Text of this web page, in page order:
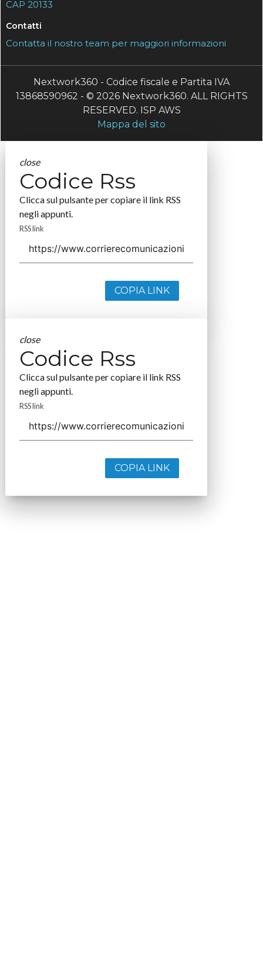
CAP 20133
Contatti
Contatta il nostro team per maggiori informazioni
Nextwork360 - Codice fiscale e Partita IVA
13868590962 - © 2026 Nextwork360. ALL RIGHTS
RESERVED. ISP AWS
Mappa del sito
close
Codice Rss
Clicca sul pulsante per copiare il link RSS
negli appunti.
RSS link
COPIA LINK
close
Codice Rss
Clicca sul pulsante per copiare il link RSS
negli appunti.
RSS link
COPIA LINK